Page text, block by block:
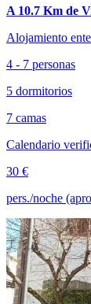
A 10.7 Km de
Alojamiento
4 - 7 personas
5 dormitorios
7 camas
Calendario
30 €
pers./noche